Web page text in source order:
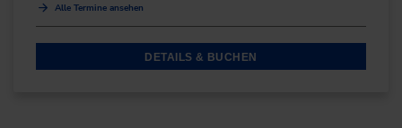
Alle Termine ansehen
DETAILS & BUCHEN